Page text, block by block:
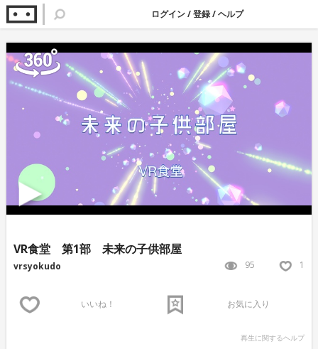
ログイン/登録/ヘルプ
VR食堂 第1部 未来の子供部屋
vrsyokudo 95 1
いいね！ お気に入り
再生に関するヘルプ